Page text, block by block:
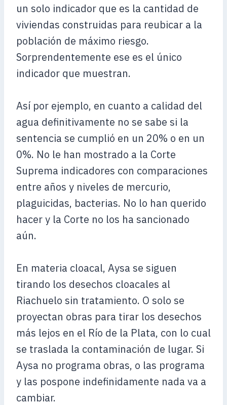
un solo indicador que es la cantidad de
viviendas construidas para reubicar a la
población de máximo riesgo.
Sorprendentemente ese es el único
indicador que muestran.
Así por ejemplo, en cuanto a calidad del
agua definitivamente no se sabe si la
sentencia se cumplió en un 20% o en un
0%. No le han mostrado a la Corte
Suprema indicadores con comparaciones
entre años y niveles de mercurio,
plaguicidas, bacterias. No lo han querido
hacer y la Corte no los ha sancionado
aún.
En materia cloacal, Aysa se siguen
tirando los desechos cloacales al
Riachuelo sin tratamiento. O solo se
proyectan obras para tirar los desechos
más lejos en el Río de la Plata, con lo cual
se traslada la contaminación de lugar. Si
Aysa no programa obras, o las programa
y las pospone indefinidamente nada va a
cambiar.